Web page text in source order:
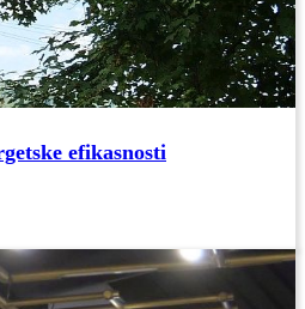
efikasnosti